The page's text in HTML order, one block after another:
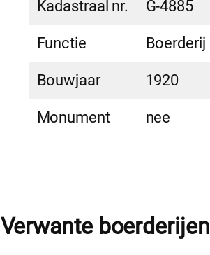
Kadastraal nr. G-4885
Functie Boerderij
Bouwjaar 1920
Monument nee
Verwante boerderijen